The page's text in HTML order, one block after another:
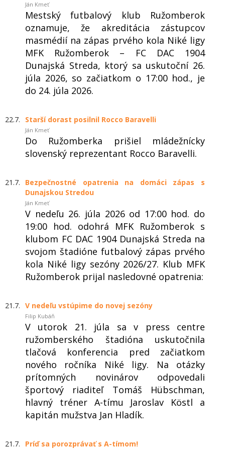
Ján Kmeť
Mestský futbalový klub Ružomberok
oznamuje, že akreditácia zástupcov
masmédií na zápas prvého kola Niké ligy
MFK Ružomberok – FC DAC 1904
Dunajská Streda, ktorý sa uskutoční 26.
júla 2026, so začiatkom o 17:00 hod., je
do 24. júla 2026.
22.7. Starší dorast posilnil Rocco Baravelli
Ján Kmeť
Do Ružomberka prišiel mládežnícky
slovenský reprezentant Rocco Baravelli.
21.7.
Bezpečnostné opatrenia na domáci zápas s
Dunajskou Stredou
Ján Kmeť
V nedeľu 26. júla 2026 od 17:00 hod. do
19:00 hod. odohrá MFK Ružomberok s
klubom FC DAC 1904 Dunajská Streda na
svojom štadióne futbalový zápas prvého
kola Niké ligy sezóny 2026/27. Klub MFK
Ružomberok prijal nasledovné opatrenia:
21.7. V nedeľu vstúpime do novej sezóny
Filip Kubáň
V utorok 21. júla sa v press centre
ružomberského štadióna uskutočnila
tlačová konferencia pred začiatkom
nového ročníka Niké ligy. Na otázky
prítomných novinárov odpovedali
športový riaditeľ Tomáš Hübschman,
hlavný tréner A-tímu Jaroslav Köstl a
kapitán mužstva Jan Hladík.
21.7. Príď sa porozprávať s A-tímom!